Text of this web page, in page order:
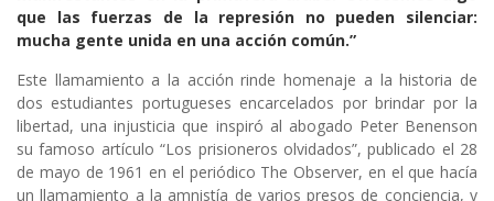
que las fuerzas de la represión no pueden silenciar:
mucha gente unida en una acción común.”
Este llamamiento a la acción rinde homenaje a la historia de
dos estudiantes portugueses encarcelados por brindar por la
libertad, una injusticia que inspiró al abogado Peter Benenson
su famoso artículo “Los prisioneros olvidados”, publicado el 28
de mayo de 1961 en el periódico The Observer, en el que hacía
un llamamiento a la amnistía de varios presos de conciencia, y